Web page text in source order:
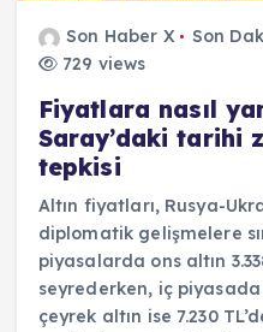
Son Haber X Son
729 views
Fiyatlara nasıl
Saray’daki tarihi
tepkisi
Altın fiyatları, Rusya-
diplomatik gelişmelere
piyasalarda ons altın
seyrederken, iç piyasada
çeyrek altın ise 7.230